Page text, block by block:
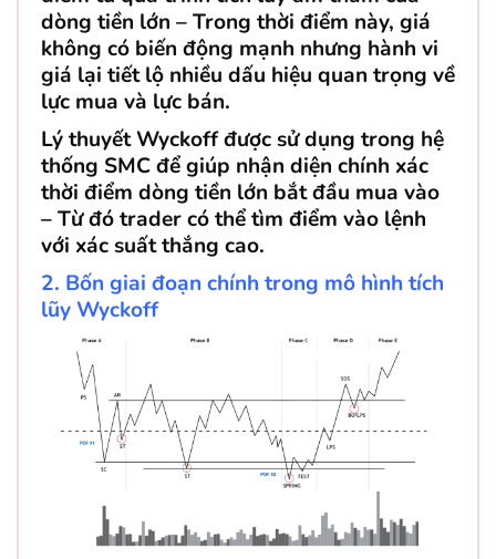
dòng tiền lớn – Trong thời điểm này, giá
không có biến động mạnh nhưng hành vi
giá lại tiết lộ nhiều dấu hiệu quan trọng về
lực mua và lực bán.
Lý thuyết Wyckoff được sử dụng trong hệ
thống SMC để giúp nhận diện chính xác
thời điểm dòng tiền lớn bắt đầu mua vào
– Từ đó trader có thể tìm điểm vào lệnh
với xác suất thắng cao.
2. Bốn giai đoạn chính trong mô hình tích
lũy Wyckoff